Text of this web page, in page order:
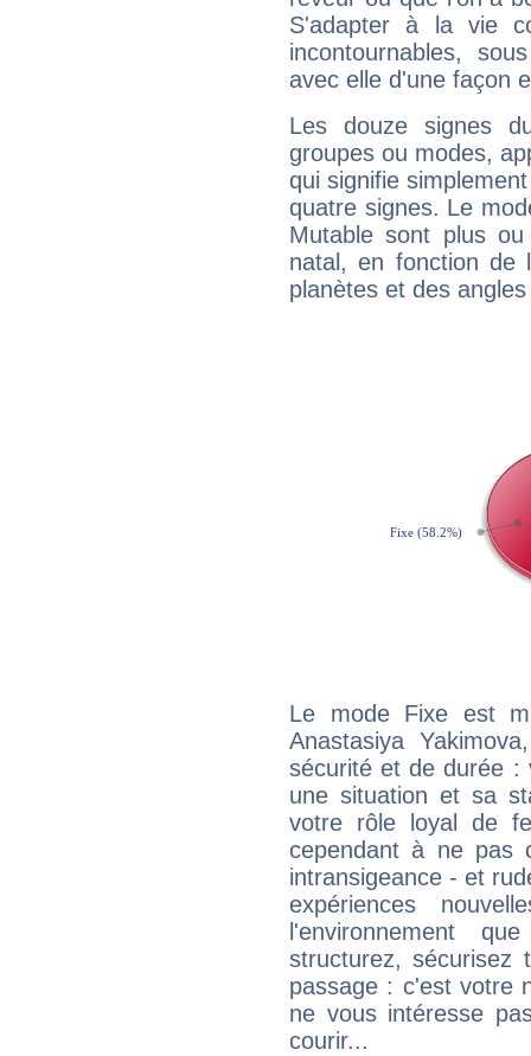
S'adapter à la vie
incontournables,
avec elle d'une façon
Les douze signes
groupes ou modes,
qui signifie
quatre signes. Le
Mutable sont plus
natal, en fonction de
planètes et des
Le mode Fixe est
Anastasiya
sécurité et de durée :
une situation et sa
votre rôle loyal de
cependant à ne pas
intransigeance - et
expériences
l'environnement
structurez, sécurisez
passage : c'est votre
ne vous intéresse
courir...